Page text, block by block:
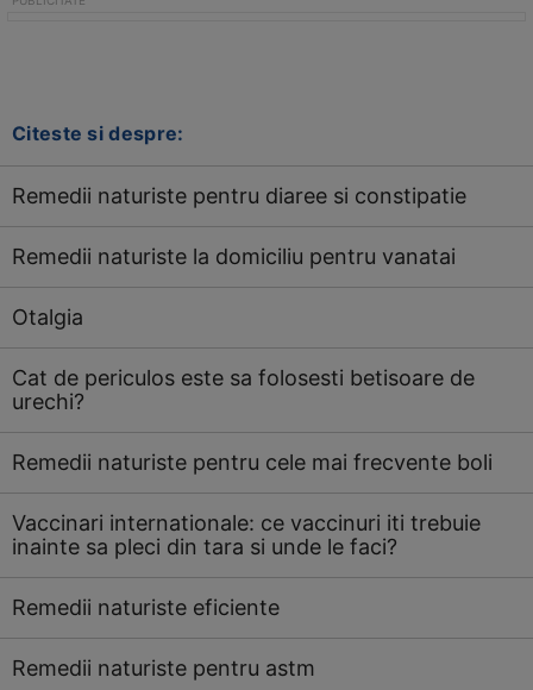
Citeste si despre:
Remedii naturiste pentru diaree si constipatie
Remedii naturiste la domiciliu pentru vanatai
Otalgia
Cat de periculos este sa folosesti betisoare de
urechi?
Remedii naturiste pentru cele mai frecvente boli
Vaccinari internationale: ce vaccinuri iti trebuie
inainte sa pleci din tara si unde le faci?
Remedii naturiste eficiente
Remedii naturiste pentru astm